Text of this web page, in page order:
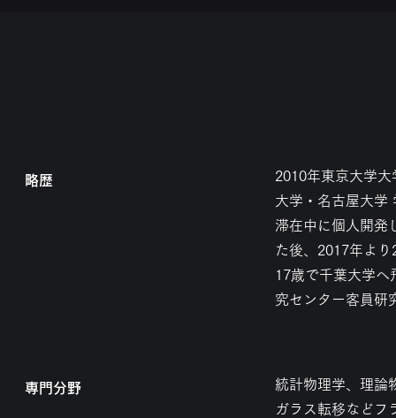
略歴
2010年東京大学
大学・名古屋大学
滞在中に個人開発
た後、2017年よ
17歳で千葉大学へ
究センター客員研
専門分野
統計物理学、理論
ガラス転移などフ